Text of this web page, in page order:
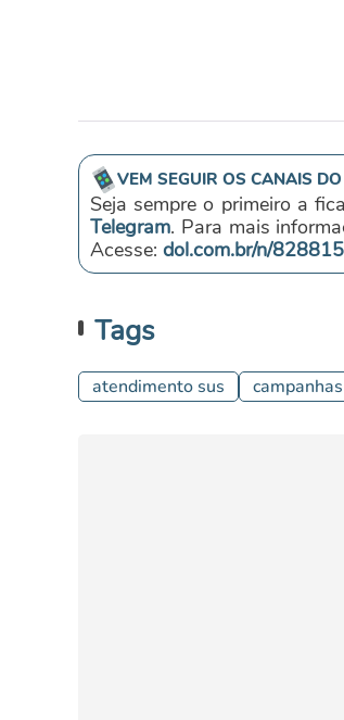
VEM SEGUIR OS CANAIS
Seja sempre o primeiro a
Telegram. Para mais
Acesse: dol.com.br/n/828815
Tags
atendimento sus